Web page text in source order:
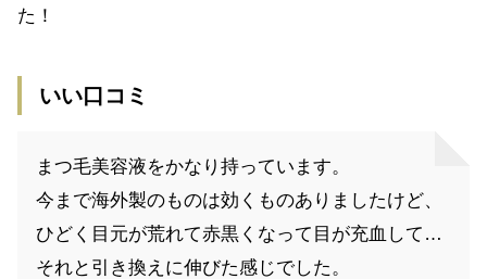
た！
いい口コミ
まつ毛美容液をかなり持っています。
今まで海外製のものは効くものありましたけど、
ひどく目元が荒れて赤黒くなって目が充血して…
それと引き換えに伸びた感じでした。